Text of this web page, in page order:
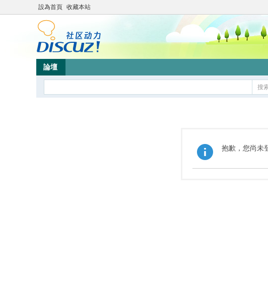
設為首頁 收藏本站
論壇
搜
抱歉，您尚未